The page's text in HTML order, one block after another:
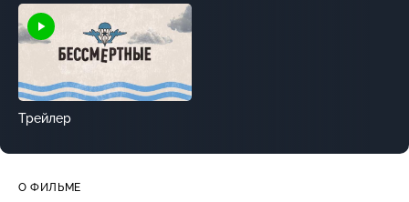
Трейлер
О ФИЛЬМЕ